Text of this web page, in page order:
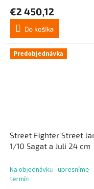
€2 450,12
Do košíka
Predobjednávka
Street Fighter Street
1/10 Sagat a Juli 24 cm
Na objednávku - upresníme
termín